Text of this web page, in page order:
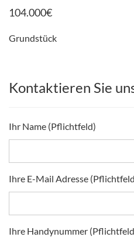
104.000€
Grundstück
Kontaktieren Sie
Ihr Name (Pflichtfeld)
Ihre E-Mail Adresse
Ihre Handynummer